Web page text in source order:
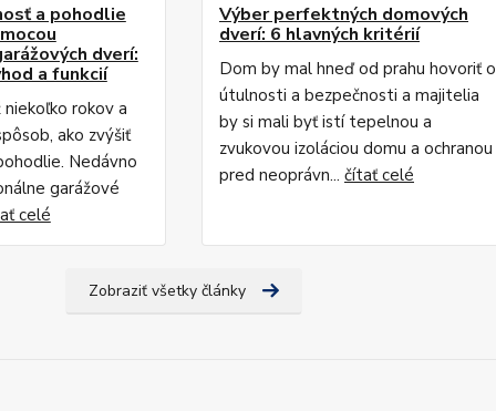
a pohodlie
dverí:
a funkcií
rokov a
ako zvýšiť
Nedávno
garážové
celé
Výber perfektných domových
dverí: 6 hlavných kritérií
Dom by mal hneď od prahu hovoriť o
útulnosti a bezpečnosti a majitelia
by si mali byť istí tepelnou a
zvukovou izoláciou domu a ochranou
pred neoprávn... čítať celé
Zobraziť všetky články